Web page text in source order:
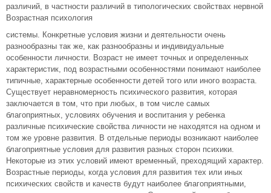
различий, в частности различий в типологических свойствах нервной
Возрастная психология
системы. Конкретные условия жизни и деятельности очень
разнообразны так же, как разнообразны и индивидуальные
особенности личности. Возраст не имеет точных и определенных
характеристик, под возрастными особенностями понимают наиболее
типичные, характерные особенности детей того или иного возраста.
Существует неравномерность психического развития, которая
заключается в том, что при любых, в том числе самых
благоприятных, условиях обучения и воспитания у ребенка
различные психические свойства личности не находятся на одном и
том же уровне развития. В отдельные периоды возникают наиболее
благоприятные условия для развития разных сторон психики.
Некоторые из этих условий имеют временный, преходящий характер.
Возрастные периоды, когда условия для развития тех или иных
психических свойств и качеств будут наиболее благоприятными,